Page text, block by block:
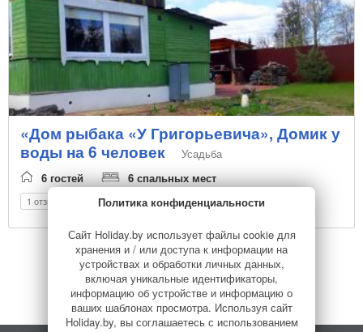
«Дом рыбака «У Григорьевича», Домик у
воды на 6 человек
Усадьба
6 гостей
6 спальных мест
1 отзыв
1 Дальше
Политика конфиденциальности
Сайт Holiday.by использует файлы cookie для
хранения и / или доступа к информации на
устройствах и обработки личных данных,
включая уникальные идентификаторы,
информацию об устройстве и информацию о
ваших шаблонах просмотра. Используя сайт
Holiday.by, вы соглашаетесь с использованием